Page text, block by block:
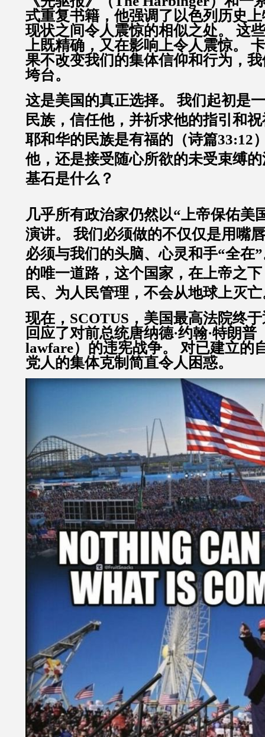
式重复书籍，他强调了以色列历史
现状之间令人震惊的相似之处。 这
上既精确，又在影响上令人震惊。
果不改变我们的集体信仰和行为，
垮台。
这是美国的真正选择。 我们起初是
民族，信任他，并祈求他的指引和
耶和华的民族是有福的（诗篇33:12
他，还是接受随心所欲的未受束缚
基石是什么？
几乎所有政治家仍然以“上帝保佑美
演讲。 我们必须做的不仅仅是用嘴
必须与我们的头脑、心灵和手“全在
的唯一道路，这个国家，在上帝之
民、为人民管理，不会从地球上灭
现在，SCOTUS，美国最高法院终
回应了对前总统唐纳德·约翰·特朗普
lawfare）的违宪战争。 对已建立的
党人的集体克制简直令人困惑。